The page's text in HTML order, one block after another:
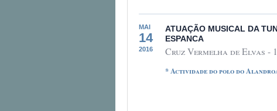
MAI
14
2016
ATUAÇÃO MUSICAL DA
ESPANCA
Cruz Vermelha de Elvas -
* Actividade do polo do